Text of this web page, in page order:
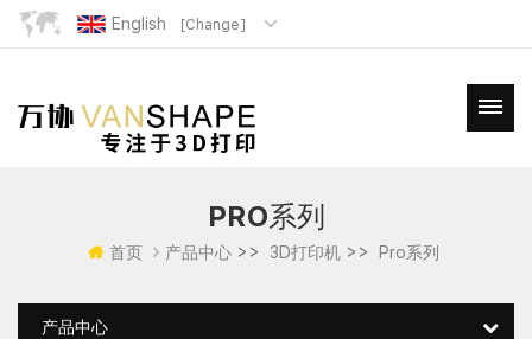
English [Change]
PRO系列
首页 产品中心 >> 3D打印机 >> Pro系列
产品中心